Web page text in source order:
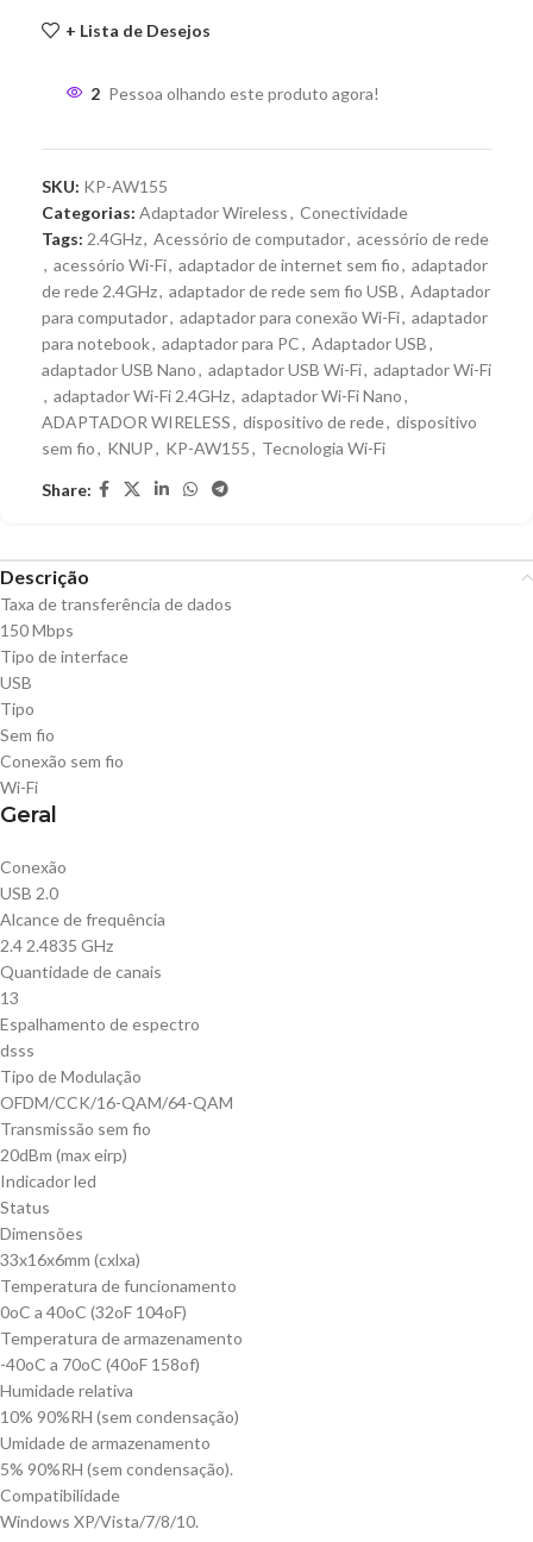
+ Lista de Desejos
2 Pessoa olhando este produto agora!
SKU: KP-AW155
Categorias: Adaptador Wireless, Conectividade
Tags: 2.4GHz, Acessório de computador, acessório de rede
, acessório Wi-Fi, adaptador de internet sem fio, adaptador
de rede 2.4GHz, adaptador de rede sem fio USB, Adaptador
para computador, adaptador para conexão Wi-Fi, adaptador
para notebook, adaptador para PC, Adaptador USB,
adaptador USB Nano, adaptador USB Wi-Fi, adaptador Wi-Fi
, adaptador Wi-Fi 2.4GHz, adaptador Wi-Fi Nano,
ADAPTADOR WIRELESS, dispositivo de rede, dispositivo
sem fio, KNUP, KP-AW155, Tecnologia Wi-Fi
Share:
Descrição
Taxa de transferência de dados
150 Mbps
Tipo de interface
USB
Tipo
Sem fio
Conexão sem fio
Wi-Fi
Geral
Conexão
USB 2.0
Alcance de frequência
2.4 2.4835 GHz
Quantidade de canais
13
Espalhamento de espectro
dsss
Tipo de Modulação
OFDM/CCK/16-QAM/64-QAM
Transmissão sem fio
20dBm (max eirp)
Indicador led
Status
Dimensões
33x16x6mm (cxlxa)
Temperatura de funcionamento
0oC a 40oC (32oF 104oF)
Temperatura de armazenamento
-40oC a 70oC (40oF 158of)
Humidade relativa
10% 90%RH (sem condensação)
Umidade de armazenamento
5% 90%RH (sem condensação).
Compatibilidade
Windows XP/Vista/7/8/10.